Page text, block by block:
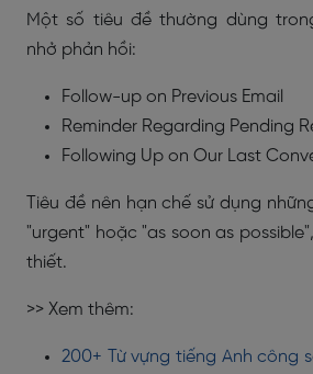
Một số tiêu đề thường dùng
nhở phản hồi:
Follow-up on Previous Email
Reminder Regarding Pending
Following Up on Our Last
Tiêu đề nên hạn chế sử dụng
"urgent" hoặc "as soon as
thiết.
>> Xem thêm:
200+ Từ vựng tiếng Anh công